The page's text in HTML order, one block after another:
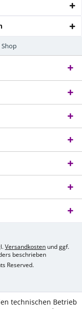
Versandkosten und ggf.
beschrieben
Reserved.
technischen Betrieb